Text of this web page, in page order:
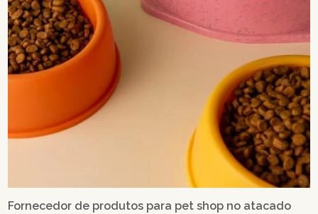
Fornecedor de produtos para pet shop no atacado